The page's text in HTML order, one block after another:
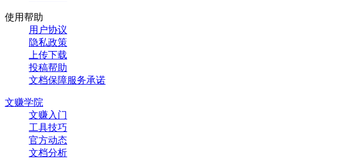
使用帮助
用户协议
隐私政策
上传下载
投稿帮助
文档保障服务承诺
文赚学院
文赚入门
工具技巧
官方动态
文档分析